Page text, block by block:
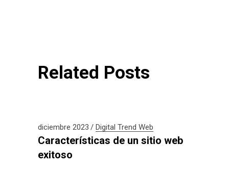
Related Posts
diciembre 2023 Digital Trend Web
Características de un sitio web
exitoso